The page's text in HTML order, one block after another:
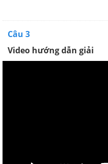
Câu 3
Video hướng dẫn giải